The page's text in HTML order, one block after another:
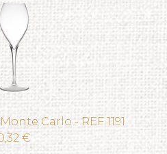
Carlo - REF 1191
€